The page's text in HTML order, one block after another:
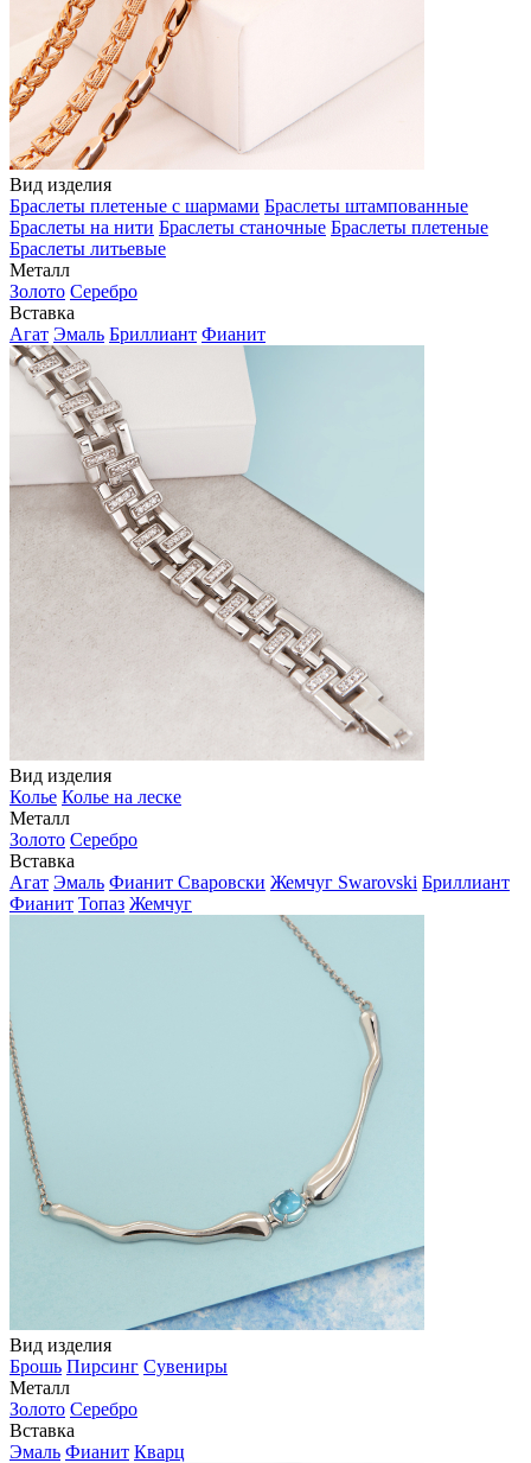
Вид изделия
Браслеты плетеные с шармами Браслеты штампованные
Браслеты на нити Браслеты станочные Браслеты плетеные
Браслеты литьевые
Металл
Золото Серебро
Вставка
Агат Эмаль Бриллиант Фианит
Вид изделия
Колье Колье на леске
Металл
Золото Серебро
Вставка
Агат Эмаль Фианит Сваровски Жемчуг Swarovski Бриллиант
Фианит Топаз Жемчуг
Вид изделия
Брошь Пирсинг Сувениры
Металл
Золото Серебро
Вставка
Эмаль Фианит Кварц